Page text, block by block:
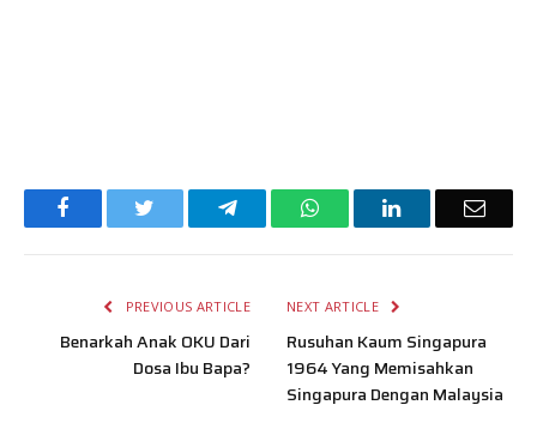
Facebook TelegramWhatsAppLinkedIn Email
PREVIOUS ARTICLE
Benarkah Anak OKU Dari
Dosa Ibu Bapa?
NEXT ARTICLE
Rusuhan Kaum Singapura
1964 Yang Memisahkan
Singapura Dengan Malaysia